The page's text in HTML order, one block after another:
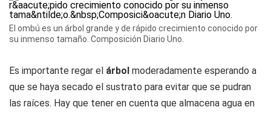
El ombú es un árbol grande y de rápido crecimiento conocido por
su inmenso tamaño. Composición Diario Uno.
Es importante regar el árbol moderadamente esperando a
que se haya secado el sustrato para evitar que se pudran
las raíces. Hay que tener en cuenta que almacena agua en